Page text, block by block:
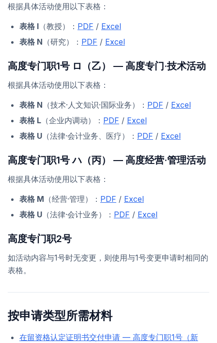
根据具体活动使用以下表格：
表格 I （教授）： PDF / Excel
表格 N （研究）： PDF / Excel
高度专门职1号 ロ（乙） — 高度专门·技术活动
根据具体活动使用以下表格：
表格 N （技术·人文知识·国际业务）： PDF / Excel
表格 L （企业内调动）： PDF / Excel
表格 U （法律·会计业务、医疗）： PDF / Excel
高度专门职1号 ハ（丙） — 高度经营·管理活动
根据具体活动使用以下表格：
表格 M （经营·管理）： PDF / Excel
表格 U （法律·会计业务）： PDF / Excel
高度专门职2号
如活动内容与1号时无变更，则使用与1号变更申请时相同的
表格。
按申请类型所需材料
在留资格认定证明书交付申请 — 高度专门职1号（新